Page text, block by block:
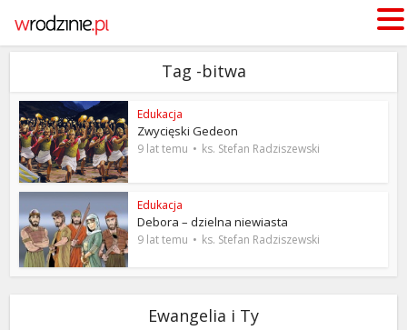
Tag -bitwa
Edukacja
Zwycięski Gedeon
9 lat temu ks. Stefan Radziszewski
Edukacja
Debora – dzielna niewiasta
9 lat temu ks. Stefan Radziszewski
Ewangelia i Ty